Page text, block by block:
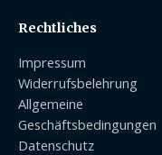
Rechtliches
Impressum
Widerrufsbelehrung
Allgemeine
Geschäftsbedingungen
Datenschutz